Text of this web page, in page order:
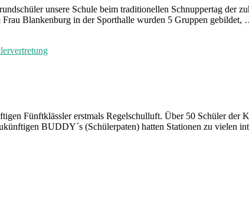
unsere Schule beim traditionellen Schnuppertag der
Frau Blankenburg in der Sporthalle wurden 5 Gruppen gebildet,
Fünftklässler erstmals Regelschulluft. Über 50 Schüler
BUDDY´s (Schülerpaten) hatten Stationen zu vielen